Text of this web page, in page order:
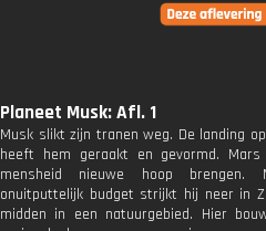
Planeet Musk: Afl. 1
Musk slikt zijn tranen weg. De landing
heeft hem geraakt en gevormd.
mensheid nieuwe hoop brengen.
onuitputtelijk budget strijkt hij neer in
midden in een natuurgebied. Hier